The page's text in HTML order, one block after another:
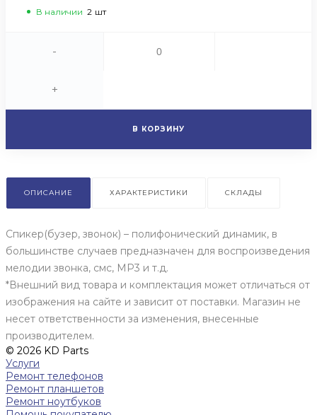
В наличии 2 шт
-
+
В КОРЗИНУ
ОПИСАНИЕ ХАРАКТЕРИСТИКИ СКЛАДЫ
Спикер(бузер, звонок) – полифонический динамик, в
большинстве случаев предназначен для воспроизведения
мелодии звонка, смс, MP3 и т.д.
*Внешний вид товара и комплектация может отличаться от
изображения на сайте и зависит от поставки. Магазин не
несет ответственности за изменения, внесенные
производителем.
© 2026 KD Parts
Услуги
Ремонт телефонов
Ремонт планшетов
Ремонт ноутбуков